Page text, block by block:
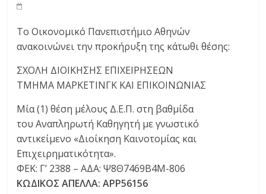
Το Οικονομικό Πανεπιστήμιο Αθηνών
ανακοινώνει την προκήρυξη της κάτωθι θέσης:
ΣΧΟΛΗ ΔΙΟΙΚΗΣΗΣ ΕΠΙΧΕΙΡΗΣΕΩΝ
ΤΜΗΜΑ ΜΑΡΚΕΤΙΝΓΚ ΚΑΙ ΕΠΙΚΟΙΝΩΝΙΑΣ
Μία (1) θέση μέλους Δ.Ε.Π. στη βαθμίδα
του Αναπληρωτή Καθηγητή με γνωστικό
αντικείμενο «Διοίκηση Καινοτομίας και
Επιχειρηματικότητα».
ΦΕΚ: Γ’ 2388 – ΑΔΑ: Ψ8Θ7469Β4Μ-806
ΚΩΔΙΚΟΣ ΑΠΕΛΛΑ: ΑΡΡ56156